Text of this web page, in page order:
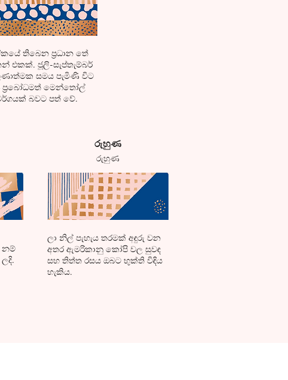
තිබෙන ප්‍රධාන තේ
එකක්. ජූලි-සැප්තැම්බර්
සමය පැමිණි විට
ප්‍රබෝධමත් මෙන්තෝල්
බවට පත් වේ.
නම්
​රුහුණ
​රුහුණ
​ලා නිල් පැහැය තරමක් අඳුරු වන
අතර ඇමරිකානු කෝපි වල සුවඳ
සහ තිත්ත රසය ඔබට භුක්ති විඳිය
හැකිය.